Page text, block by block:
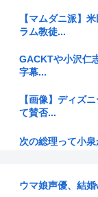
【マムダニ派】
ラム教徒...
GACKTや小沢仁
字幕...
【画像】ディズ
て賛否...
次の総理って小
ウマ娘声優、結